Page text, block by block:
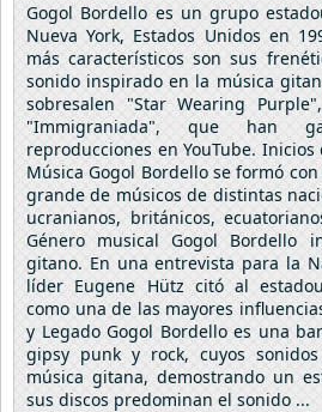
Gogol Bordello es un grupo
Nueva York, Estados Unidos en
más característicos son sus
sonido inspirado en la música
sobresalen "Star Wearing
"Immigraniada", que han
reproducciones en YouTube.
Música Gogol Bordello se formó
grande de músicos de distintas
ucranianos, británicos,
Género musical Gogol Bordello
gitano. En una entrevista para la
líder Eugene Hütz citó al
como una de las mayores
y Legado Gogol Bordello es una
gipsy punk y rock, cuyos
música gitana, demostrando un
sus discos predominan el sonido ...